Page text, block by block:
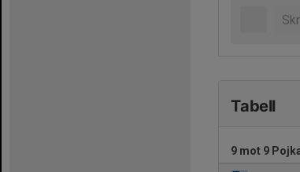
Tabell
9 mot 9